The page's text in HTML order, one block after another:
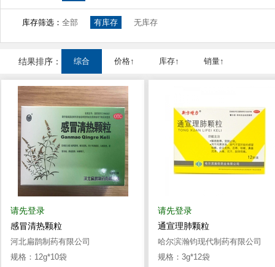
库存筛选： 全部 有库存 无库存
结果排序： 综合 价格↑ 库存↑ 销量↑
请先登录
感冒清热颗粒
河北扁鹊制药有限公司
规格：12g*10袋
请先登录
通宣理肺颗粒
哈尔滨瀚钧现代制药有限公司
规格：3g*12袋